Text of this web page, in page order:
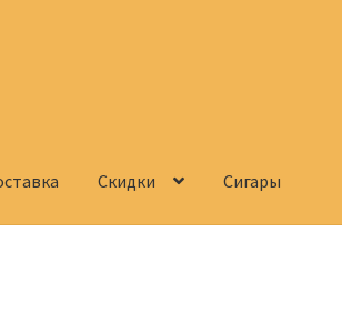
Скидки Сигары